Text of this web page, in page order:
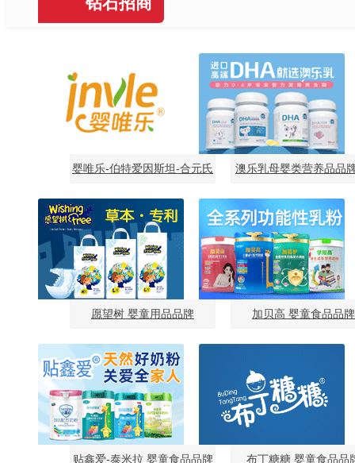
婴唯乐-伯特爱因斯坦-合元氏
婴童食品品牌
澳乐乳母婴类营养品品
童食品品牌
愿望树 婴童用品品牌 加贝高 婴童食品品牌
贴鑫爱-泰米拉 婴童食品品牌 布丁糖糖 婴童食品品